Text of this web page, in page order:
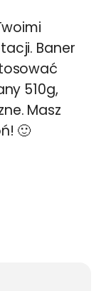
Baner
510g,
Masz
🙂